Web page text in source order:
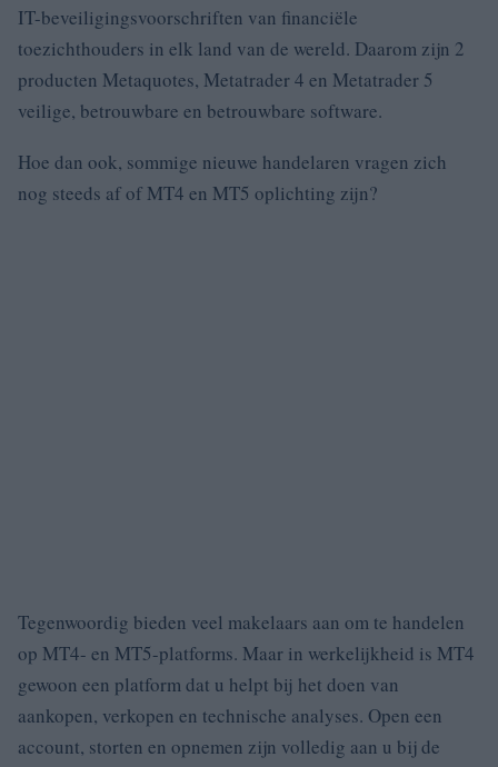
IT-beveiligingsvoorschriften van financiële
toezichthouders in elk land van de wereld. Daarom zijn 2
producten Metaquotes, Metatrader 4 en Metatrader 5
veilige, betrouwbare en betrouwbare software.
Hoe dan ook, sommige nieuwe handelaren vragen zich
nog steeds af of MT4 en MT5 oplichting zijn?
Tegenwoordig bieden veel makelaars aan om te handelen
op MT4- en MT5-platforms. Maar in werkelijkheid is MT4
gewoon een platform dat u helpt bij het doen van
aankopen, verkopen en technische analyses. Open een
account, storten en opnemen zijn volledig aan u bij de